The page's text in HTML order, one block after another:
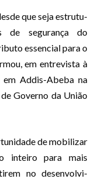
que seja estrutu­
de segurança do
essencial para o
em entrevista à
em Addis-Abeba na
Governo da União
de mobilizar
inteiro para mais
no desenvolvi­